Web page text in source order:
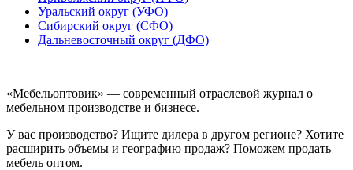
Уральский округ (УФО)
Сибирский округ (СФО)
Дальневосточный округ (ДФО)
«Мебельоптовик» — современный отраслевой журнал о
мебельном производстве и бизнесе.
У вас производство? Ищите дилера в другом регионе? Хотите
расширить объемы и географию продаж? Поможем продать
мебель оптом.